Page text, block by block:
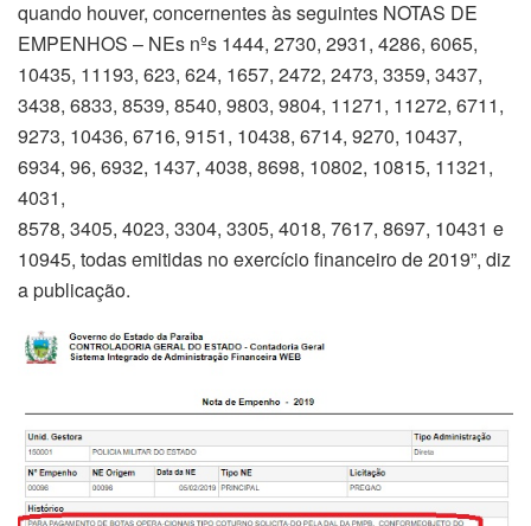
quando houver, concernentes às seguintes NOTAS DE
EMPENHOS – NEs nºs 1444, 2730, 2931, 4286, 6065,
10435, 11193, 623, 624, 1657, 2472, 2473, 3359, 3437,
3438, 6833, 8539, 8540, 9803, 9804, 11271, 11272, 6711,
9273, 10436, 6716, 9151, 10438, 6714, 9270, 10437,
6934, 96, 6932, 1437, 4038, 8698, 10802, 10815, 11321,
4031,
8578, 3405, 4023, 3304, 3305, 4018, 7617, 8697, 10431 e
10945, todas emitidas no exercício financeiro de 2019”, diz
a publicação.